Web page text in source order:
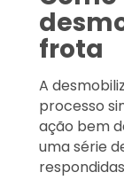
frota
A
processo
ação bem
uma série